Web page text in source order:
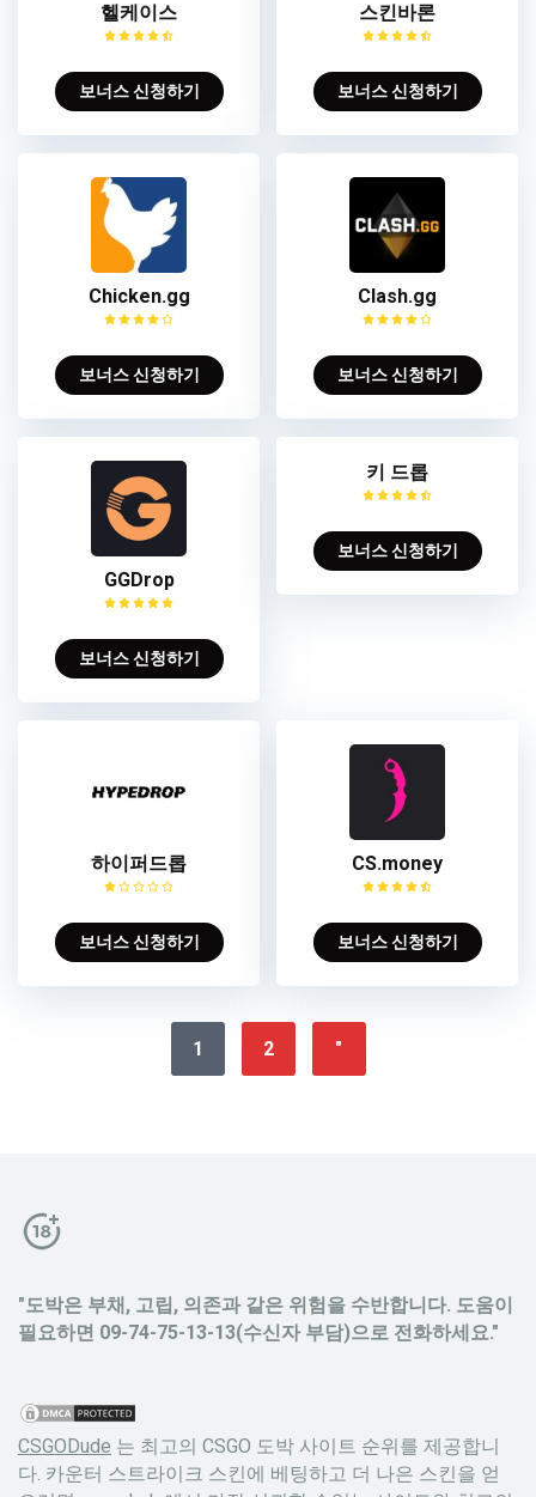
헬케이스
보너스 신청하기
스킨바론
보너스 신청하기
Chicken.gg
보너스 신청하기
Clash.gg
보너스 신청하기
GGDrop
보너스 신청하기
키 드롭
보너스 신청하기
하이퍼드롭
보너스 신청하기
CS.money
보너스 신청하기
1 2 "
"도박은 부채, 고립, 의존과 같은 위험을 수반합니다. 도움이
필요하면 09-74-75-13-13(수신자 부담)으로 전화하세요."
CSGODude 는 최고의 CSGO 도박 사이트 순위를 제공합니
다. 카운터 스트라이크 스킨에 베팅하고 더 나은 스킨을 얻